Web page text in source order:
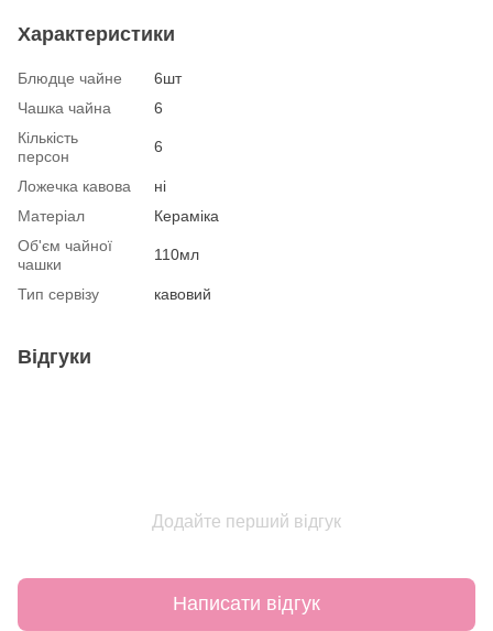
Характеристики
Блюдце чайне
6шт
Чашка чайна
6
Кількість
персон
6
Ложечка кавова
ні
Матеріал
Кераміка
Об'єм чайної
чашки
110мл
Тип сервізу кавовий
Відгуки
Додайте перший відгук
Написати відгук